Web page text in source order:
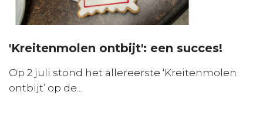
'Kreitenmolen ontbijt': een succes!
Op 2 juli stond het allereerste ‘Kreitenmolen
ontbijt’ op de...